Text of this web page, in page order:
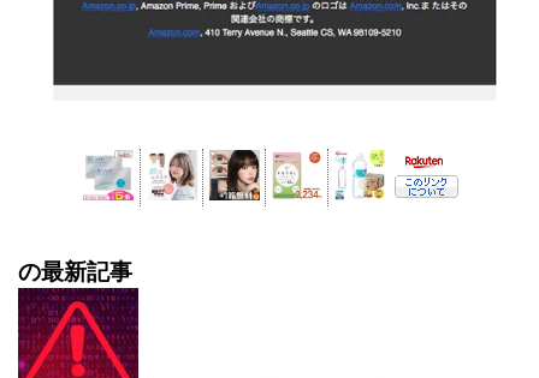
の最新記事